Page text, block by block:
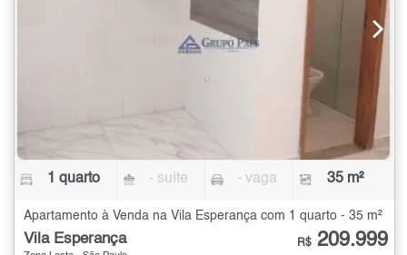
1 quarto - suíte - vaga 35 m²
Apartamento à Venda na Vila Esperança com 1 quarto - 35 m²
Vila Esperança R$ 209.999